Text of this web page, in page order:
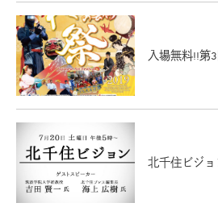
入場無料!!第
北千住ビジョ